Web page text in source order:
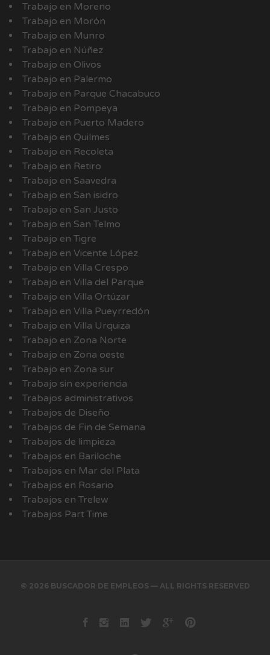
Trabajo en Moreno
Trabajo en Morón
Trabajo en Munro
Trabajo en Núñez
Trabajo en Olivos
Trabajo en Palermo
Trabajo en Parque Chacabuco
Trabajo en Pompeya
Trabajo en Puerto Madero
Trabajo en Quilmes
Trabajo en Recoleta
Trabajo en Retiro
Trabajo en Saavedra
Trabajo en San isidro
Trabajo en San Justo
Trabajo en San Telmo
Trabajo en Tigre
Trabajo en Vicente López
Trabajo en Villa Crespo
Trabajo en Villa del Parque
Trabajo en Villa Ortúzar
Trabajo en Villa Pueyrredón
Trabajo en Villa Urquiza
Trabajo en Zona Norte
Trabajo en Zona oeste
Trabajo en Zona sur
Trabajo sin experiencia
Trabajos administrativos
Trabajos de Diseño
Trabajos de Fin de Semana
Trabajos de limpieza
Trabajos en Bariloche
Trabajos en Mar del Plata
Trabajos en Rosario
Trabajos en Trelew
Trabajos Part Time
© 2026 BUSCADOR DE EMPLEOS — ALL RIGHTS RESERVED
Facebook
instagram
LinkedinTwitterGoogle+